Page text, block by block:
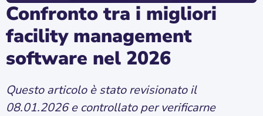
Confronto tra i migliori
facility management
software nel 2026
Questo articolo è stato revisionato il
08.01.2026 e controllato per verificarne